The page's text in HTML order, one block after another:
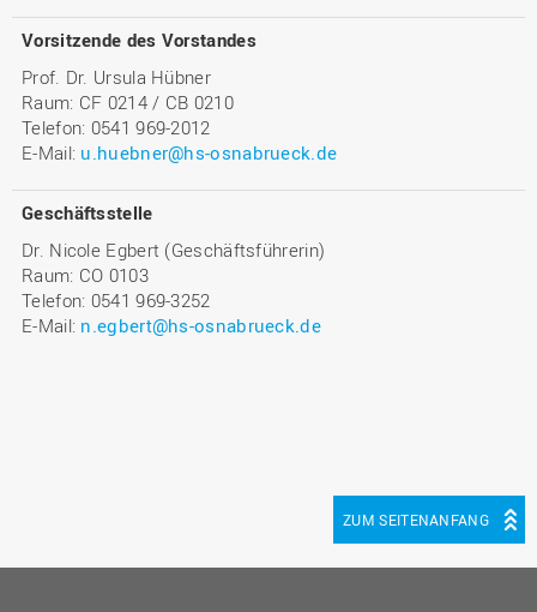
Vorsitzende des Vorstandes
Prof. Dr. Ursula Hübner
Raum: CF 0214 / CB 0210
Telefon: 0541 969-2012
E-Mail: u.huebner@hs-osnabrueck.de
Geschäftsstelle
Dr. Nicole Egbert (Geschäftsführerin)
Raum: CO 0103
Telefon: 0541 969-3252
E-Mail: n.egbert@hs-osnabrueck.de
ZUM SEITENANFANG